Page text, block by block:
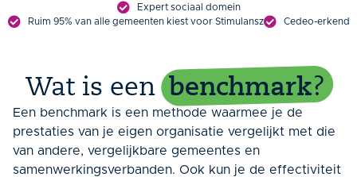
Expert sociaal domein
Ruim 95% van alle gemeenten kiest voor Stimulansz
Cedeo-erkend
Wat is een benchmark?
Een benchmark is een methode waarmee je de
prestaties van je eigen organisatie vergelijkt met die
van andere, vergelijkbare gemeentes en
samenwerkingsverbanden. Ook kun je de effectiviteit